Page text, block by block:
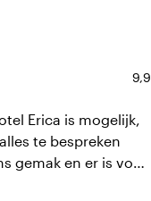
9,9
Erica is mogelijk,
te bespreken
gemak en er is voor